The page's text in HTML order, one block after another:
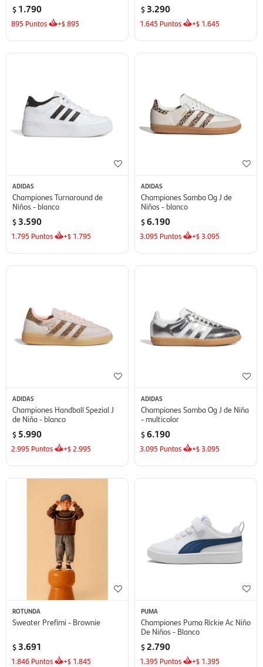
$ 1.790
895 Puntos +$895
$ 3.290
1.645 Puntos +$ 1.645
ADIDAS
Championes Turnaround de
Niños - blanco
$ 3.590
1.795 Puntos +$ 1.795
ADIDAS
Championes Samba Og J de
Niños - blanco
$6.190
3.095 Puntos +$ 3.095
ADIDAS
Championes Handball Spezial J
de Niña - blanco
$ 5.990
2.995 Puntos +$ 2.995
ADIDAS
Championes Samba Og J de Niña
- multicolor
$6.190
3.095 Puntos +$ 3.095
ROTUNDA
Sweater Prefimi - Brownie
$ 3.691
1.846 Puntos +$ 1.845
PUMA
Championes Puma Rickie Ac Niño
De Niños - Blanco
$ 2.790
1.395 Puntos +$ 1.395